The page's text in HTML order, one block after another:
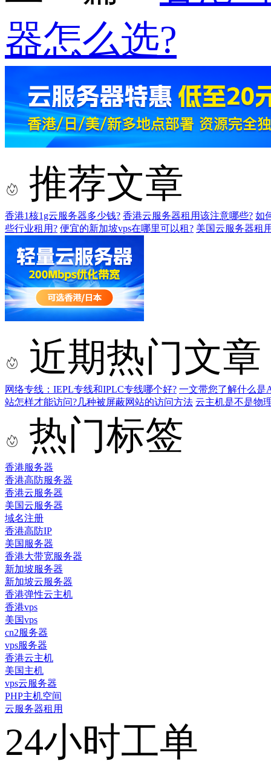
器怎么选?
推荐文章
香港1核1g云服务器多少钱? 香港云服务器租用该注意哪些? 如
些行业租用? 便宜的新加坡vps在哪里可以租? 美国云服务器租
近期热门文章
网络专线：IEPL专线和IPLC专线哪个好? 一文带您了解什么是
站怎样才能访问?几种被屏蔽网站的访问方法 云主机是不是物
热门标签
香港服务器
香港高防服务器
香港云服务器
美国云服务器
域名注册
香港高防IP
美国服务器
香港大带宽服务器
新加坡服务器
新加坡云服务器
香港弹性云主机
香港vps
美国vps
cn2服务器
vps服务器
香港云主机
美国主机
vps云服务器
PHP主机空间
云服务器租用
24小时工单